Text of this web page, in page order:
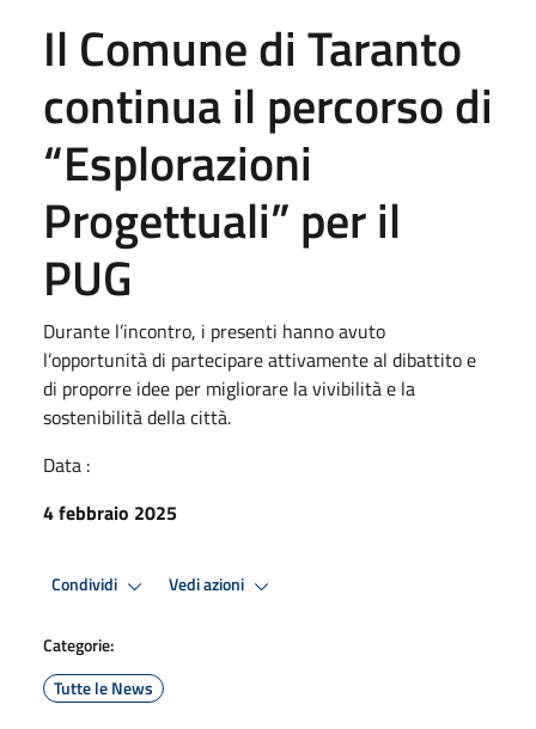
Il Comune di Taranto
continua il percorso di
“Esplorazioni
Progettuali” per il
PUG
Durante l’incontro, i presenti hanno avuto
l’opportunità di partecipare attivamente al dibattito e
di proporre idee per migliorare la vivibilità e la
sostenibilità della città.
Data :
4 febbraio 2025
Condividi Vedi azioni
Categorie:
Tutte le News